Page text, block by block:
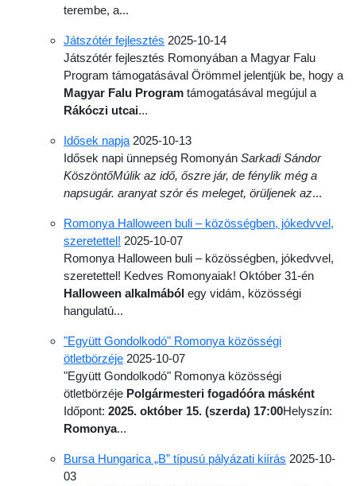
terembe, a...
Játszótér fejlesztés 2025-10-14
Játszótér fejlesztés Romonyában a Magyar Falu
Program támogatásával Örömmel jelentjük be, hogy a
Magyar Falu Program támogatásával megújul a
Rákóczi utcai...
Idősek napja 2025-10-13
Idősek napi ünnepség Romonyán Sarkadi Sándor
KöszöntőMúlik az idő, őszre jár, de fénylik még a
napsugár. aranyat szór és meleget, örüljenek az...
Romonya Halloween buli – közösségben, jókedvvel,
szeretettel! 2025-10-07
Romonya Halloween buli – közösségben, jókedvvel,
szeretettel! Kedves Romonyaiak! Október 31-én
Halloween alkalmából egy vidám, közösségi
hangulatú...
"Együtt Gondolkodó" Romonya közösségi
ötletbörzéje 2025-10-07
"Együtt Gondolkodó" Romonya közösségi
ötletbörzéje Polgármesteri fogadóóra másként
Időpont: 2025. október 15. (szerda) 17:00Helyszín:
Romonya...
Bursa Hungarica „B” típusú pályázati kiírás 2025-10-
03